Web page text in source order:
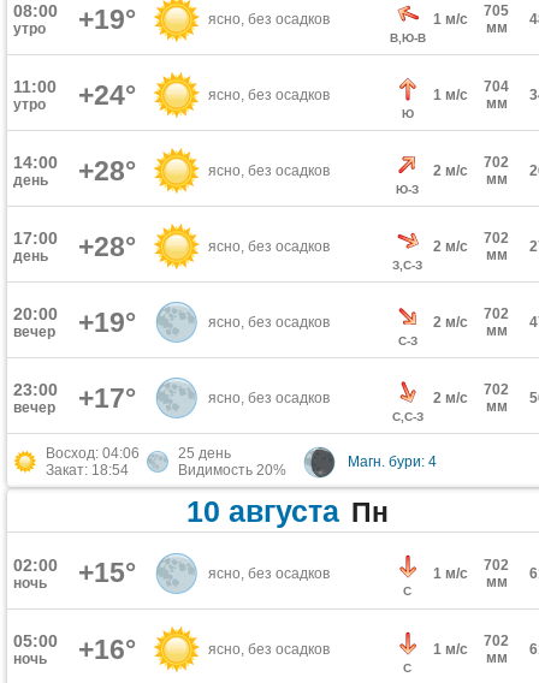
08:00
утро +19° ясно, без осадков
В,Ю-В
1 м/с
705
мм
11:00
утро +24° ясно, без осадков
Ю
1 м/с
704
мм
14:00
день +28° ясно, без осадков
Ю-З
2 м/с
702
мм
17:00
день +28° ясно, без осадков
З,С-З
2 м/с
702
мм
20:00
вечер +19° ясно, без осадков
С-З
2 м/с
702
мм
23:00
вечер +17° ясно, без осадков
С,С-З
2 м/с
702
мм
Восход: 04:06
Закат: 18:54
25 день
Видимость 20%
Магн. бури: 4
10 августа Пн
02:00
ночь +15° ясно, без осадков
С
1 м/с
702
мм
05:00
ночь +16° ясно, без осадков
С
1 м/с
702
мм